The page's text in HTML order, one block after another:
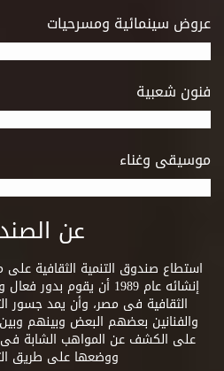
عروض سينمائية ومسرحيات
فنون شعبية
موسيقى وغناء
عن
استطاع صندوق التنمية الثقافية
إنشائه عام 1989 أن يقوم
الثقافية فى مصر، وأن يمد جسور
والفنانين بعضهم البعض وبينهم
على الكشف عن المواهب الشابة
ووضعها على طريق